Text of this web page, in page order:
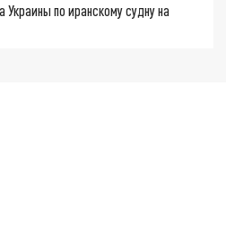
по иранскому судну на